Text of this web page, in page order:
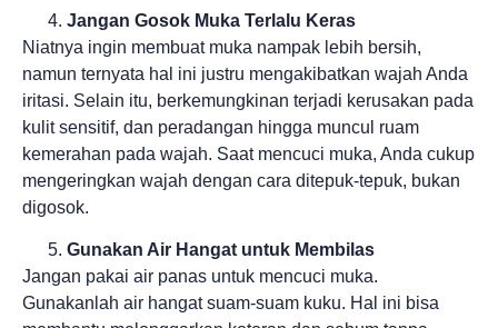
Jangan Gosok Muka Terlalu Keras
Niatnya ingin membuat muka nampak lebih bersih,
namun ternyata hal ini justru mengakibatkan wajah Anda
iritasi. Selain itu, berkemungkinan terjadi kerusakan pada
kulit sensitif, dan peradangan hingga muncul ruam
kemerahan pada wajah. Saat mencuci muka, Anda cukup
mengeringkan wajah dengan cara ditepuk-tepuk, bukan
digosok.
Gunakan Air Hangat untuk Membilas
Jangan pakai air panas untuk mencuci muka.
Gunakanlah air hangat suam-suam kuku. Hal ini bisa